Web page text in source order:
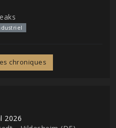
chroniques
2026